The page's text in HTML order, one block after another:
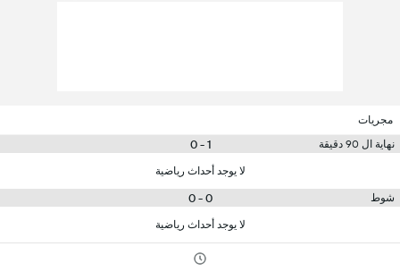
مجريات
نهاية ال 90 دقيقة
1 - 0
لا يوجد أحداث رياضية
شوط 0 - 0
لا يوجد أحداث رياضية